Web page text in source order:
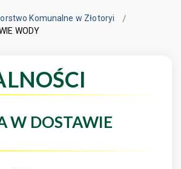
Komunalne w Złotoryi
WODY
W DOSTAWIE